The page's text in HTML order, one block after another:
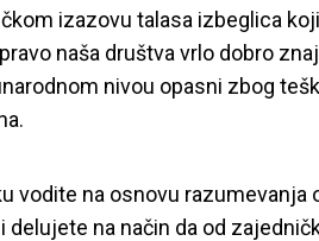
izazovu talasa izbeglica
naša društva vrlo dobro
nivou opasni zbog
vodite na osnovu razumevanja
na način da od